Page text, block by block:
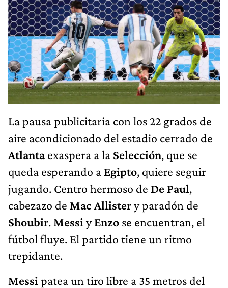
La pausa publicitaria con los 22 grados de
aire acondicionado del estadio cerrado de
Atlantaexaspera a la Selección, que se
queda esperando a Egipto, quiere seguir
jugando. Centro hermoso de De Paul,
cabezazo de Mac Allistery paradón de
Shoubir. Messi yEnzo se encuentran, el
fútbol fluye. El partido tiene un ritmo
trepidante.
Messi patea un tiro libre a 35 metros del